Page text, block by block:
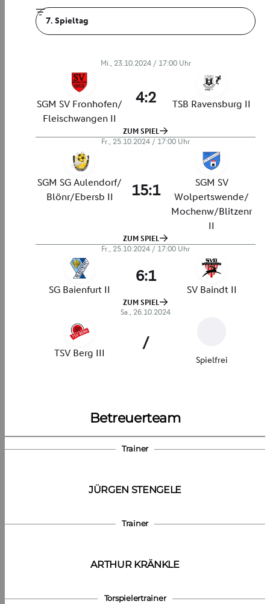
Betreuerteam
Trainer
JÜRGEN STENGELE
Trainer
ARTHUR KRÄNKLE
Torspielertrainer